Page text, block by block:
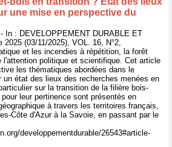
une mise en perspective du
In : DEVELOPPEMENT DURABLE ET
(03/11/2025), VOL. 16, N°2,
et les incendies à répétition, la forêt
l'attention politique et scientifique. Cet article
les thématiques abordées dans le
un état des lieux des recherches menées en
sur la transition de la filière bois-
leur pertinence sont présentés en
à travers les territoires français,
Côte d'Azur à la Savoie, en passant par le
developpementdurable/26543#article-